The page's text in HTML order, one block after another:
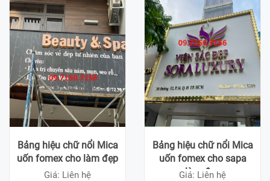
Bảng hiệu chữ nổi Mica
uốn fomex cho làm đẹp
Giá: Liên hệ
Bảng hiệu chữ nổi Mica
uốn fomex cho sapa
làm đẹp
Giá: Liên hệ